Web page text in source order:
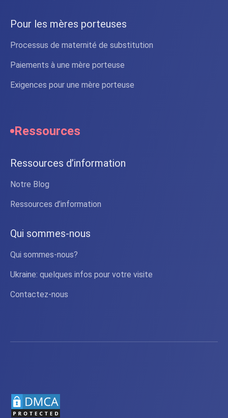
Pour les mères porteuses
Processus de maternité de substitution
Paiements à une mère porteuse
Exigences pour une mère porteuse
Ressources
Ressources d’information
Notre Blog
Ressources d’information
Qui sommes-nous
Qui sommes-nous?
Ukraine: quelques infos pour votre visite
Contactez-nous